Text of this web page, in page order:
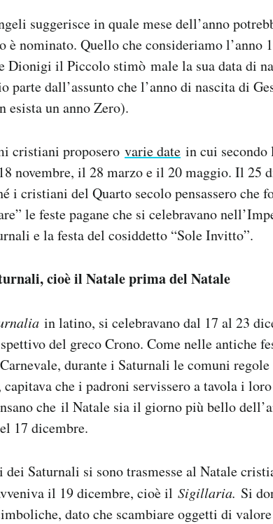
suggerisce in quale mese dell’anno
è nominato. Quello che consideriamo l’anno
Dionigi il Piccolo stimò male la sua data di
parte dall’assunto che l’anno di nascita di
esista un anno Zero).
cristiani proposero varie date in cui secondo
novembre, il 28 marzo e il 20 maggio. Il 25
i cristiani del Quarto secolo pensassero che
le feste pagane che si celebravano
e la festa del cosiddetto “Sole Invitto”.
cioè il Natale prima del Natale
in latino, si celebravano dal 17 al 23
del greco Crono. Come nelle antiche
durante i Saturnali le comuni
che i padroni servissero a tavola i
che il Natale sia il giorno più bello
17 dicembre.
Saturnali si sono trasmesse al Natale
il 19 dicembre, cioè il Sigillaria. Si
dato che scambiare oggetti di